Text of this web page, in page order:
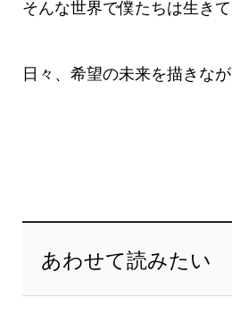
そんな世界で僕たちは生きて
日々、希望の未来を描きなが
あわせて読みたい